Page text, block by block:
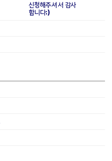
신청해주셔서 감사
합니다:)